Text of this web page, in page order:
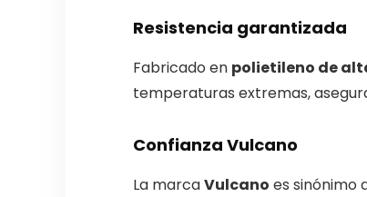
Resistencia garantizada
Fabricado en polietileno de
temperaturas extremas,
Confianza Vulcano
La marcaVulcano es sinónimo